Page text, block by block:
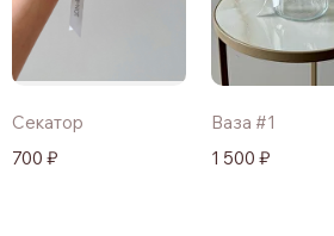
1 500 ₽
Ваза #1
700 ₽
Секатор